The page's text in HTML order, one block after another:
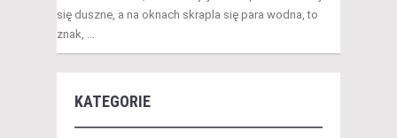
się duszne, a na oknach skrapla się para wodna, to
znak, …
KATEGORIE